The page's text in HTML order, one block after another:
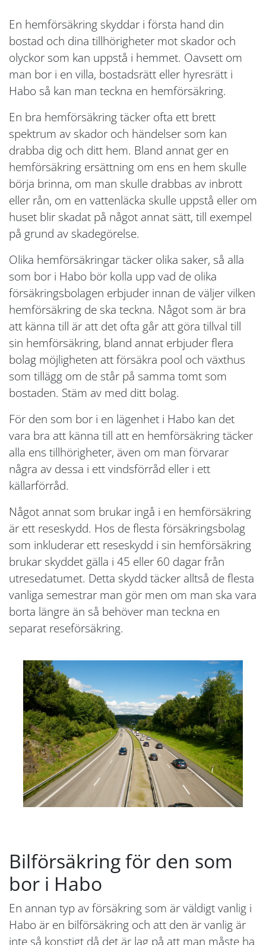
En hemförsäkring skyddar i första hand din
bostad och dina tillhörigheter mot skador och
olyckor som kan uppstå i hemmet. Oavsett om
man bor i en villa, bostadsrätt eller hyresrätt i
Habo så kan man teckna en hemförsäkring.
En bra hemförsäkring täcker ofta ett brett
spektrum av skador och händelser som kan
drabba dig och ditt hem. Bland annat ger en
hemförsäkring ersättning om ens en hem skulle
börja brinna, om man skulle drabbas av inbrott
eller rån, om en vattenläcka skulle uppstå eller om
huset blir skadat på något annat sätt, till exempel
på grund av skadegörelse.
Olika hemförsäkringar täcker olika saker, så alla
som bor i Habo bör kolla upp vad de olika
försäkringsbolagen erbjuder innan de väljer vilken
hemförsäkring de ska teckna. Något som är bra
att känna till är att det ofta går att göra tillval till
sin hemförsäkring, bland annat erbjuder flera
bolag möjligheten att försäkra pool och växthus
som tillägg om de står på samma tomt som
bostaden. Stäm av med ditt bolag.
För den som bor i en lägenhet i Habo kan det
vara bra att känna till att en hemförsäkring täcker
alla ens tillhörigheter, även om man förvarar
några av dessa i ett vindsförråd eller i ett
källarförråd.
Något annat som brukar ingå i en hemförsäkring
är ett reseskydd. Hos de flesta försäkringsbolag
som inkluderar ett reseskydd i sin hemförsäkring
brukar skyddet gälla i 45 eller 60 dagar från
utresedatumet. Detta skydd täcker alltså de flesta
vanliga semestrar man gör men om man ska vara
borta längre än så behöver man teckna en
separat reseförsäkring.
Bilförsäkring för den som
bor i Habo
En annan typ av försäkring som är väldigt vanlig i
Habo är en bilförsäkring och att den är vanlig är
inte så konstigt då det är lag på att man måste ha